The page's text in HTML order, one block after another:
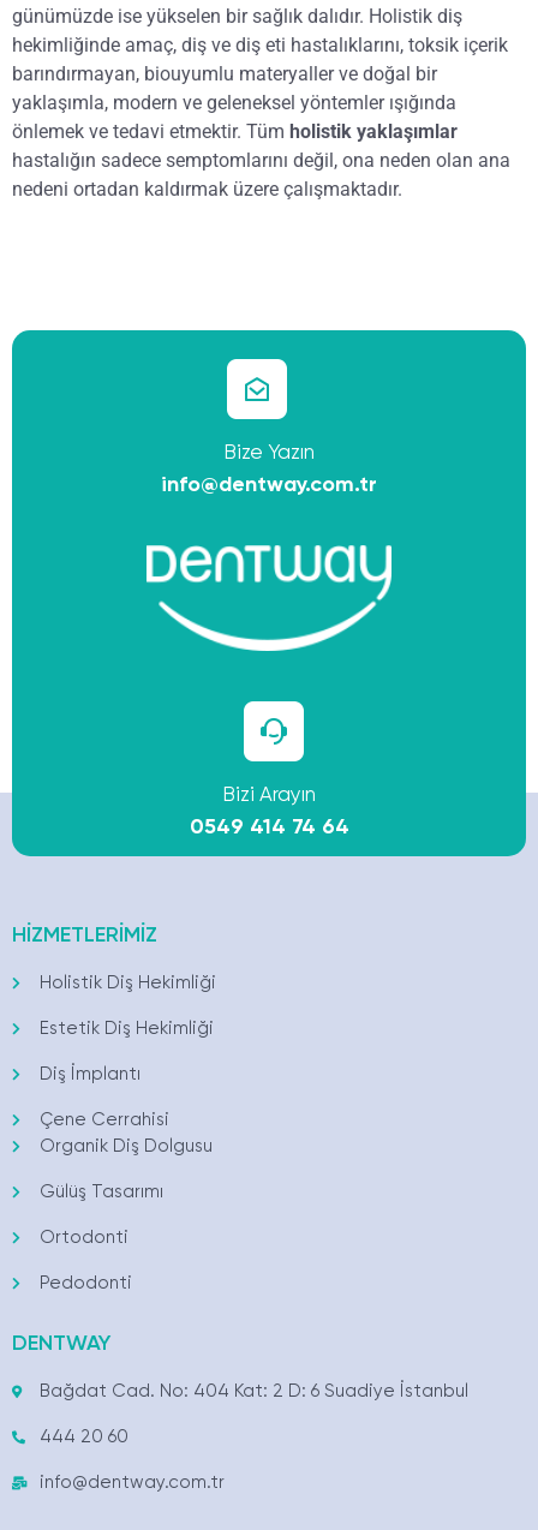
günümüzde ise yükselen bir sağlık dalıdır. Holistik diş
hekimliğinde amaç, diş ve diş eti hastalıklarını, toksik içerik
barındırmayan, biouyumlu materyaller ve doğal bir
yaklaşımla, modern ve geleneksel yöntemler ışığında
önlemek ve tedavi etmektir. Tüm holistik yaklaşımlar
hastalığın sadece semptomlarını değil, ona neden olan ana
nedeni ortadan kaldırmak üzere çalışmaktadır.
Bize Yazın
info@dentway.com.tr
Bizi Arayın
0549 414 74 64
HİZMETLERİMİZ
Holistik Diş Hekimliği
Estetik Diş Hekimliği
Diş İmplantı
Çene Cerrahisi
Organik Diş Dolgusu
Gülüş Tasarımı
Ortodonti
Pedodonti
DENTWAY
Bağdat Cad. No: 404 Kat: 2 D: 6 Suadiye İstanbul
444 20 60
info@dentway.com.tr